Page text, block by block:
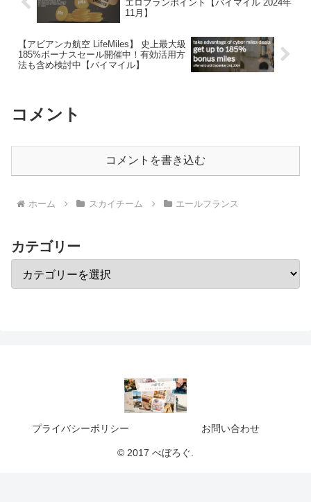
エロプランポイント【バイマイル 2024年
11月】
【アビアンカ航空 LifeMiles】 史上最大級
185%ボーナスセール開催中！有効活用方
法も含め検討中【バイマイル】
コメント
コメントを書き込む
ホーム スカイチーム エールフランス
カテゴリー
プライバシーポリシー お問い合わせ
© 2017 べぼろぐ.